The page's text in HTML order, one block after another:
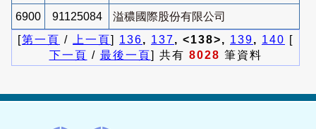
6900 91125084
溢穠國際股份有限公司
[第一頁 / 上一頁] 136, 137, <138>, 139, 140 [
下一頁 / 最後一頁] 共有 8028 筆資料